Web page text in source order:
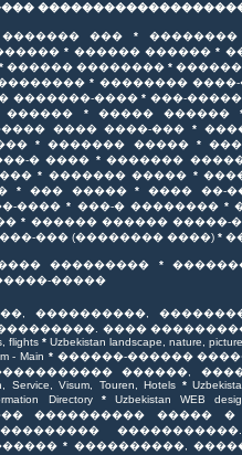
��� *
* ������ ������ *
* ������ �������� *
* ��������
�������-���� * ���-
������ * ����� ������
���� ����-��� *
*������� ����� *
� ���� *�������
* ������� ����� *
* ��� ����� * ���� ��-
���� * ���-� �������� *
* ������ ������ �����-
��� (�������� ����) *
��������� *
�����
����������,
����
flights*Uzbekistan landscape, nature,
- Main * ������-������
������,
Service, Visum, Touren, Hotels *
Directory* Uzbekistan WEB
���������� ����� �
* ����������,